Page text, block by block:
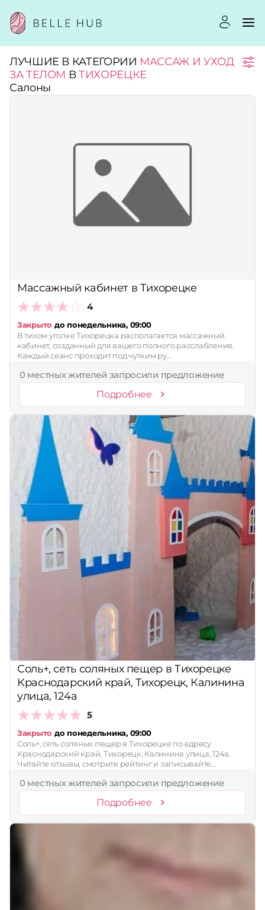
Город:
Принимает сертификаты
Сбросить
ЛУЧШИЕ В КАТЕГОРИИ МАССАЖ И УХОД
ЗА ТЕЛОМ ВТИХОРЕЦКЕ
Салоны
Массажный кабинет в Тихорецке
4
Закрыто до понедельника, 09:00
В тихом уголке Тихорецка располагается массажный
кабинет, созданный для вашего полного расслабления.
Каждый сеанс проходит под чутким ру…
0 местных жителей запросили предложение
Подробнее
Соль+, сеть соляных пещер в Тихорецке
Краснодарский край, Тихорецк, Калинина
улица, 124а
5
Закрыто до понедельника, 09:00
Соль+, сеть соляных пещер в Тихорецке по адресу
Краснодарский край, Тихорецк, Калинина улица, 124а.
Читайте отзывы, смотрите рейтинг и записывайте…
0 местных жителей запросили предложение
Подробнее